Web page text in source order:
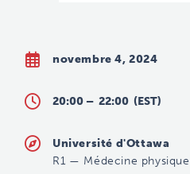
novembre 4, 2024
20:00 – 22:00 (EST)
Université d'Ottawa
R1 — Médecine